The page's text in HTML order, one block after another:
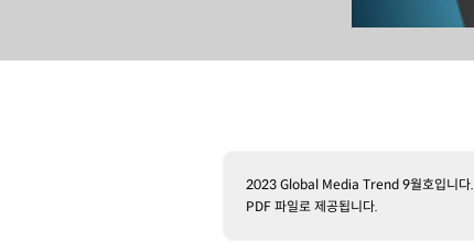
2023 Global Media Trend 9월호입니다.
PDF 파일로 제공됩니다.